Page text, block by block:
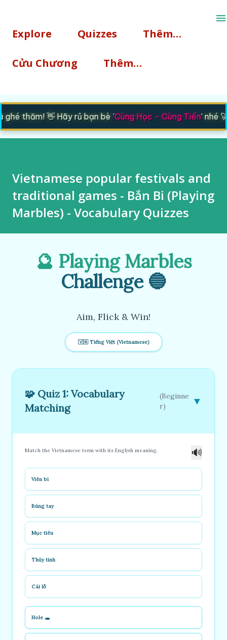
Explore Quizzes Thêm…
Cửu Chương Thêm…
thăm! 👋 Hãy rủ bạn bè 'Cùng Học - Cùng Tiến' nhé 🚀
Vietnamese popular festivals and
traditional games - Bắn Bi (Playing
Marbles) - Vocabulary Quizzes
🔮 Playing Marbles
Challenge 🔵
Aim, Flick & Win!
🇻🇳 Tiếng Việt (Vietnamese)
🧩 Quiz 1: Vocabulary
Matching
(Beginne
r)
▼
Match the Vietnamese term with its English meaning. 🔊
Viên bi
Búng tay
Mục tiêu
Thủy tinh
Cái lỗ
Hole 🕳️